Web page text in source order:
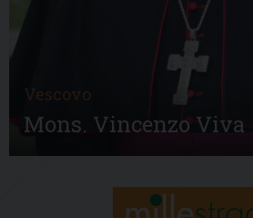
Vescovo
Mons. Vincenzo Viva